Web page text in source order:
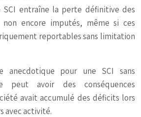
SCI entraîne la perte définitive des
encore imputés, même si ces
reportables sans limitation
anecdotique pour une SCI sans
peut avoir des conséquences
avait accumulé des déficits lors
avec activité.